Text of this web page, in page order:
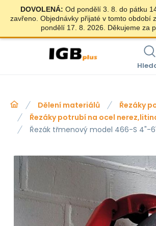
DOVOLENÁ: Od pondělí 3. 8. do pátku
zavřeno. Objednávky přijaté v tomto období
pondělí 17. 8. 2026. Děkujeme za
Dělení materiálů
Řezáky
Řezáky potrubí na ocel
Řezák třmenový model 466-S 4"-